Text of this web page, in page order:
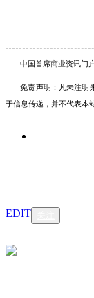
中国首席商业资讯门
免责声明：凡未注明
于信息传递，并不代表本
EDIT